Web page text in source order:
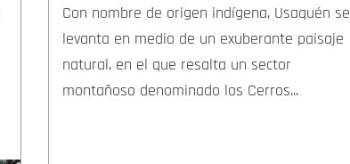
Con nombre de origen indígena, Usaquén se
levanta en medio de un exuberante paisaje
natural, en el que resalta un sector
montañoso denominado los Cerros...